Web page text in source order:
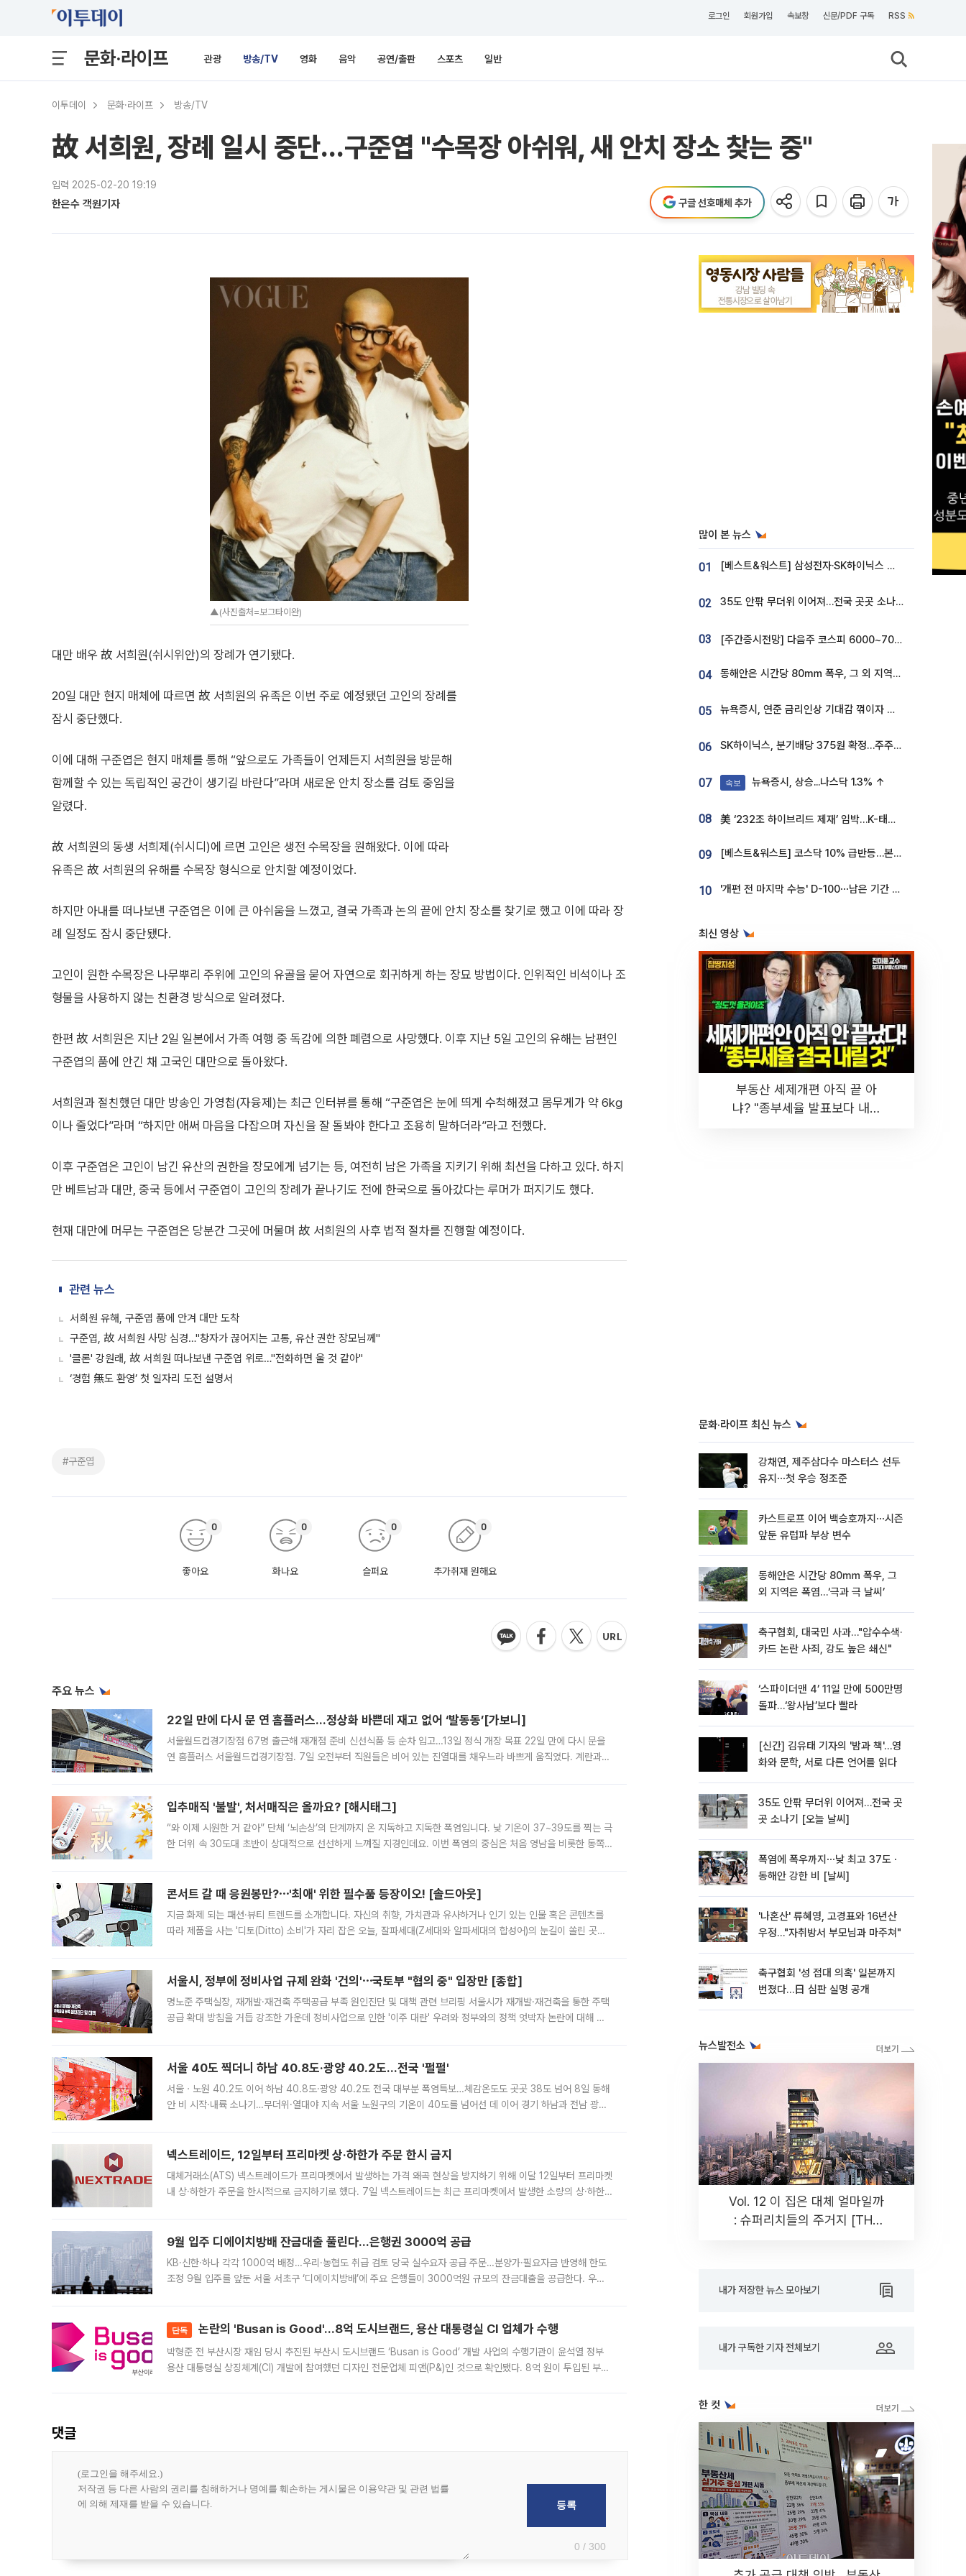
로그인 회원가입 속보창 신문/PDF 구독 RSS
문화·라이프 관광 방송/TV 영화 음악 공연/출판 스포츠 일반
이투데이 문화·라이프 방송/TV
故 서희원, 장례 일시 중단…구준엽 "수목장 아쉬워, 새 안치 장소 찾는 중"
입력 2025-02-20 19:19
한은수 객원기자 구글 선호매체 추가
▲(사진출처=보그타이완)
대만 배우 故 서희원(쉬시위안)의 장례가 연기됐다.
20일 대만 현지 매체에 따르면 故 서희원의 유족은 이번 주로 예정됐던 고인의 장례를
잠시 중단했다.
이에 대해 구준엽은 현지 매체를 통해 “앞으로도 가족들이 언제든지 서희원을 방문해
함께할 수 있는 독립적인 공간이 생기길 바란다”라며 새로운 안치 장소를 검토 중임을
알렸다.
故 서희원의 동생 서희제(쉬시디)에 르면 고인은 생전 수목장을 원해왔다. 이에 따라
유족은 故 서희원의 유해를 수목장 형식으로 안치할 예정이었다.
하지만 아내를 떠나보낸 구준엽은 이에 큰 아쉬움을 느꼈고, 결국 가족과 논의 끝에 안치 장소를 찾기로 했고 이에 따라 장
례 일정도 잠시 중단됐다.
고인이 원한 수목장은 나무뿌리 주위에 고인의 유골을 묻어 자연으로 회귀하게 하는 장묘 방법이다. 인위적인 비석이나 조
형물을 사용하지 않는 친환경 방식으로 알려졌다.
한편 故 서희원은 지난 2일 일본에서 가족 여행 중 독감에 의한 폐렴으로 사망했다. 이후 지난 5일 고인의 유해는 남편인
구준엽의 품에 안긴 채 고국인 대만으로 돌아왔다.
서희원과 절친했던 대만 방송인 가영첩(자융제)는 최근 인터뷰를 통해 “구준엽은 눈에 띄게 수척해졌고 몸무게가 약 6kg
이나 줄었다”라며 “하지만 애써 마음을 다잡으며 자신을 잘 돌봐야 한다고 조용히 말하더라”라고 전했다.
이후 구준엽은 고인이 남긴 유산의 권한을 장모에게 넘기는 등, 여전히 남은 가족을 지키기 위해 최선을 다하고 있다. 하지
만 베트남과 대만, 중국 등에서 구준엽이 고인의 장례가 끝나기도 전에 한국으로 돌아갔다는 루머가 퍼지기도 했다.
현재 대만에 머무는 구준엽은 당분간 그곳에 머물며 故 서희원의 사후 법적 절차를 진행할 예정이다.
관련 뉴스
서희원 유해, 구준엽 품에 안겨 대만 도착
구준엽, 故 서희원 사망 심경…"창자가 끊어지는 고통, 유산 권한 장모님께"
'클론' 강원래, 故 서희원 떠나보낸 구준엽 위로…"전화하면 울 것 같아"
‘경험 無도 환영’ 첫 일자리 도전 설명서
#구준엽
좋아요
0
화나요
0
슬퍼요
0
추가취재 원해요
0
주요 뉴스
22일 만에 다시 문 연 홈플러스…정상화 바쁜데 재고 없어 ‘발동동’[가보니]
서울월드컵경기장점 67명 출근해 재개점 준비 신선식품 등 순차 입고…13일 정식 개장 목표 22일 만에 다시 문을
연 홈플러스 서울월드컵경기장점. 7일 오전부터 직원들은 비어 있는 진열대를 채우느라 바쁘게 움직였다. 계란과
입추매직 '불발', 처서매직은 올까요? [해시태그]
“와 이제 시원한 거 같아” 단체 ‘뇌손상’의 단계까지 온 지독하고 지독한 폭염입니다. 낮 기온이 37~39도를 찍는 극
한 더위 속 30도대 초반이 상대적으로 선선하게 느껴질 지경인데요. 이번 폭염의 중심은 처음 영남을 비롯한 동쪽
콘서트 갈 때 응원봉만?⋯'최애' 위한 필수품 등장이오! [솔드아웃]
지금 화제 되는 패션·뷰티 트렌드를 소개합니다. 자신의 취향, 가치관과 유사하거나 인기 있는 인물 혹은 콘텐츠를
따라 제품을 사는 '디토(Ditto) 소비'가 자리 잡은 오늘, 잘파세대(Z세대와 알파세대의 합성어)의 눈길이 쏠린 곳은
서울시, 정부에 정비사업 규제 완화 '건의'⋯국토부 "협의 중" 입장만 [종합]
명노준 주택실장, 재개발·재건축 주택공급 부족 원인진단 및 대책 관련 브리핑 서울시가 재개발·재건축을 통한 주택
공급 확대 방침을 거듭 강조한 가운데 정비사업으로 인한 '이주 대란' 우려와 정부와의 정책 엇박자 논란에 대해 정
서울 40도 찍더니 하남 40.8도·광양 40.2도…전국 '펄펄'
서울ㆍ노원 40.2도 이어 하남 40.8도·광양 40.2도 전국 대부분 폭염특보…체감온도도 곳곳 38도 넘어 8일 동해
안 비 시작·내륙 소나기…무더위·열대야 지속 서울 노원구의 기온이 40도를 넘어선 데 이어 경기 하남과 전남 광양
넥스트레이드, 12일부터 프리마켓 상·하한가 주문 한시 금지
대체거래소(ATS) 넥스트레이드가 프리마켓에서 발생하는 가격 왜곡 현상을 방지하기 위해 이달 12일부터 프리마켓
내 상·하한가 주문을 한시적으로 금지하기로 했다. 7일 넥스트레이드는 최근 프리마켓에서 발생한 소량의 상·하한
9월 입주 디에이치방배 잔금대출 풀린다…은행권 3000억 공급
KB·신한·하나 각각 1000억 배정…우리·농협도 취급 검토 당국 실수요자 공급 주문…분양가·필요자금 반영해 한도
조정 9월 입주를 앞둔 서울 서초구 ‘디에이치방배’에 주요 은행들이 3000억원 규모의 잔금대출을 공급한다. 우리
단독 논란의 'Busan is Good'…8억 도시브랜드, 용산 대통령실 CI 업체가 수행
박형준 전 부산시장 재임 당시 추진된 부산시 도시브랜드 ‘Busan is Good’ 개발 사업의 수행기관이 윤석열 정부
용산 대통령실 상징체계(CI) 개발에 참여했던 디자인 전문업체 피앤(P&)인 것으로 확인됐다. 8억 원이 투입된 부산
댓글
0 / 300
많이 본 뉴스
01 [베스트&워스트] 삼성전자·SK하이닉스 밀린 한 주…상상인증권은 85% 급등
02 35도 안팎 무더위 이어져…전국 곳곳 소나기 [오늘 날씨]
03 [주간증시전망] 다음주 코스피 6000~7000⋯“外人 수급은 정책이 변수”
04 동해안은 시간당 80㎜ 폭우, 그 외 지역은 폭염…‘극과 극 날씨’
05 뉴욕증시, 연준 금리인상 기대감 꺾이자 상승...S&P500 사상 최고치 [종합]
06 SK하이닉스, 분기배당 375원 확정…주주환원책 9월로 앞당겨 발표
07 속보 뉴욕증시, 상승...나스닥 1.3% ↑
08 美 ‘232조 하이브리드 제재’ 임박…K-태양광, 불확실성 털고 날개 다나
09 [베스트&워스트] 코스닥 10% 급반등…본느, 최대주주 변경 기대에 270% 폭등
10 '개편 전 마지막 수능' D-100⋯남은 기간 성적 올릴 전략은
최신 영상
부동산 세제개편 아직 끝 아
냐? "종부세율 발표보다 내릴
문화·라이프 최신 뉴스
강채연, 제주삼다수 마스터스 선두
유지⋯첫 우승 정조준
카스트로프 이어 백승호까지⋯시즌
앞둔 유럽파 부상 변수
동해안은 시간당 80㎜ 폭우, 그
외 지역은 폭염…‘극과 극 날씨’
축구협회, 대국민 사과…"압수수색·
카드 논란 사죄, 강도 높은 쇄신"
‘스파이더맨 4’ 11일 만에 500만명
돌파…‘왕사남’보다 빨라
[신간] 김유태 기자의 '밤과 책'…영
화와 문학, 서로 다른 언어를 읽다
35도 안팎 무더위 이어져…전국 곳
곳 소나기 [오늘 날씨]
폭염에 폭우까지⋯낮 최고 37도ㆍ
동해안 강한 비 [날씨]
'나혼산' 류혜영, 고경표와 16년산
우정…"자취방서 부모님과 마주쳐"
축구협회 '성 접대 의혹' 일본까지
번졌다…日 심판 실명 공개
뉴스발전소
Vol. 12 이 집은 대체 얼마일까
: 슈퍼리치들의 주거지 [THE
내가 저장한 뉴스 모아보기
내가 구독한 기자 전체보기
한 컷